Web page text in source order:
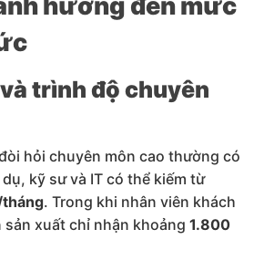
trình độ chuyên
hỏi chuyên môn cao thường có
kỹ sư và IT có thể kiếm từ
. Trong khi nhân viên khách
xuất chỉ nhận khoảng 1.800